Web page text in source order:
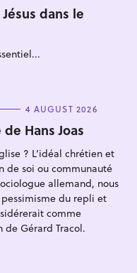
dans le
4 AUGUST 2026
Hans Joas
? L’idéal chrétien et
de soi ou communauté
allemand, nous
du repli et
comme
de Gérard Tracol.